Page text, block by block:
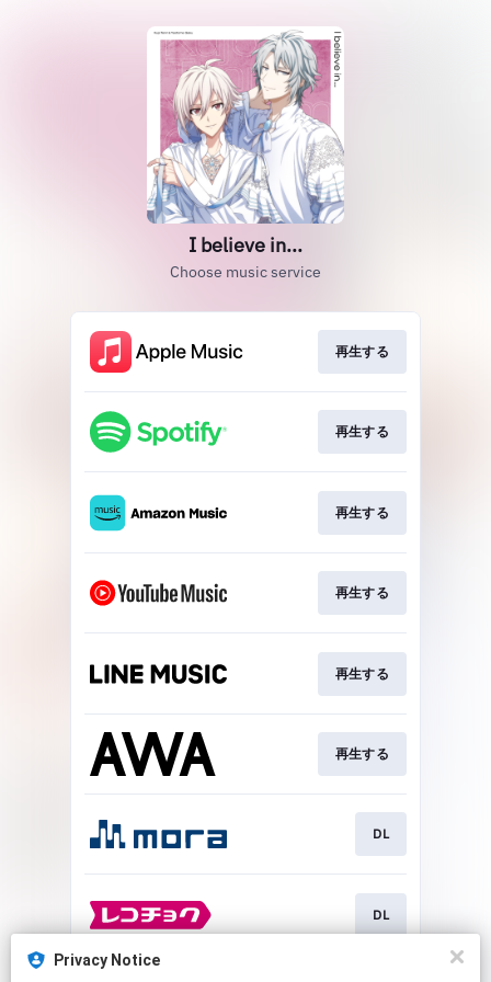
Privacy Notice
I believe in...
Choose music service
再生する
再生する
再生する
再生する
再生する
再生する
DL
DL